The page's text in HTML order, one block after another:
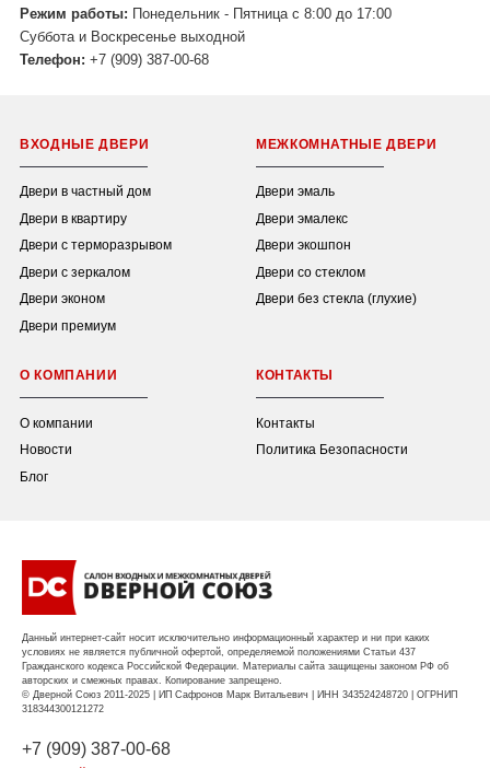
Режим работы: Понедельник - Пятница с 8:00 до 17:00
Суббота и Воскресенье выходной
Телефон: +7 (909) 387-00-68
ВХОДНЫЕ ДВЕРИ
Двери в частный дом
Двери в квартиру
Двери с терморазрывом
Двери с зеркалом
Двери эконом
Двери премиум
МЕЖКОМНАТНЫЕ ДВЕРИ
Двери эмаль
Двери эмалекс
Двери экошпон
Двери со стеклом
Двери без стекла (глухие)
О КОМПАНИИ
О компании
Новости
Блог
КОНТАКТЫ
Контакты
Политика Безопасности
Данный интернет-сайт носит исключительно информационный характер и ни при каких
условиях не является публичной офертой, определяемой положениями Статьи 437
Гражданского кодекса Российской Федерации. Материалы сайта защищены законом РФ об
авторских и смежных правах. Копирование запрещено.
© Дверной Союз 2011-2025 | ИП Сафронов Марк Витальевич | ИНН 343524248720 | ОГРНИП
318344300121272
+7 (909) 387-00-68